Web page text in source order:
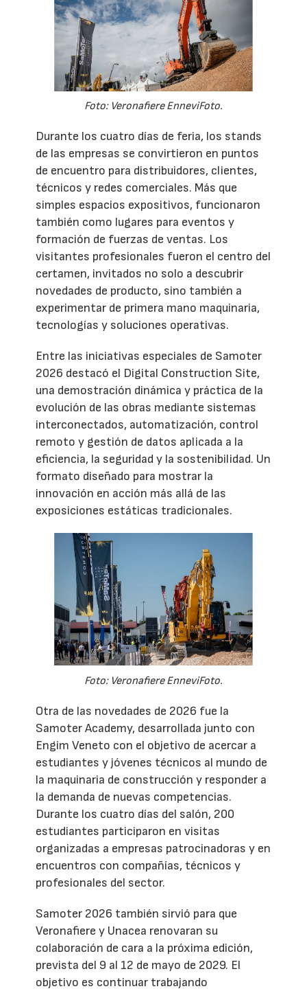
Foto: Veronafiere EnneviFoto.
Durante los cuatro días de feria, los stands
de las empresas se convirtieron en puntos
de encuentro para distribuidores, clientes,
técnicos y redes comerciales. Más que
simples espacios expositivos, funcionaron
también como lugares para eventos y
formación de fuerzas de ventas. Los
visitantes profesionales fueron el centro del
certamen, invitados no solo a descubrir
novedades de producto, sino también a
experimentar de primera mano maquinaria,
tecnologías y soluciones operativas.
Entre las iniciativas especiales de Samoter
2026 destacó el Digital Construction Site,
una demostración dinámica y práctica de la
evolución de las obras mediante sistemas
interconectados, automatización, control
remoto y gestión de datos aplicada a la
eficiencia, la seguridad y la sostenibilidad. Un
formato diseñado para mostrar la
innovación en acción más allá de las
exposiciones estáticas tradicionales.
Foto: Veronafiere EnneviFoto.
Otra de las novedades de 2026 fue la
Samoter Academy, desarrollada junto con
Engim Veneto con el objetivo de acercar a
estudiantes y jóvenes técnicos al mundo de
la maquinaria de construcción y responder a
la demanda de nuevas competencias.
Durante los cuatro días del salón, 200
estudiantes participaron en visitas
organizadas a empresas patrocinadoras y en
encuentros con compañías, técnicos y
profesionales del sector.
Samoter 2026 también sirvió para que
Veronafiere y Unacea renovaran su
colaboración de cara a la próxima edición,
prevista del 9 al 12 de mayo de 2029. El
objetivo es continuar trabajando